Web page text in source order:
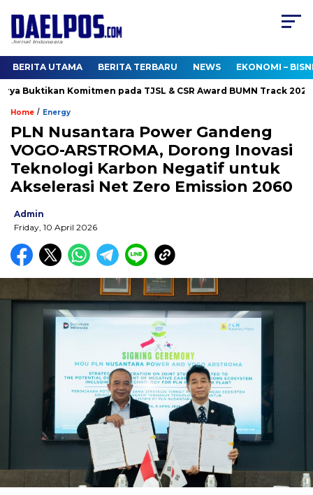
BERITA UTAMA BERITA TERBARU NEWS EKONOMI –
Komitmen pada TJSL & CSR Award BUMN Track 2026
Home / Energy
PLN Nusantara Power Gandeng
VOGO-ARSTROMA, Dorong Inovasi
Teknologi Karbon Negatif untuk
Akselerasi Net Zero Emission 2060
Admin
Friday, 10 April 2026